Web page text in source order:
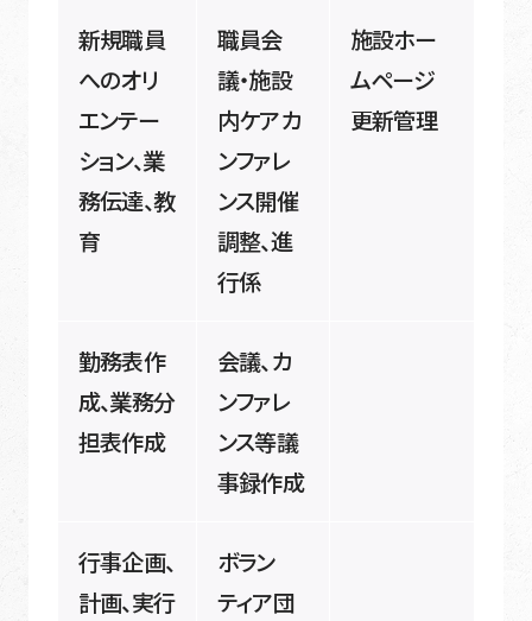
新規職員
へのオリ
エンテー
ション、業
務伝達、教
育
職員会
議・施設
内ケアカ
ンファレ
ンス開催
調整、進
行係
施設ホー
ムページ
更新管理
勤務表作
成、業務分
担表作成
会議、カ
ンファレ
ンス等議
事録作成
行事企画、
計画、実行
ボラン
ティア団